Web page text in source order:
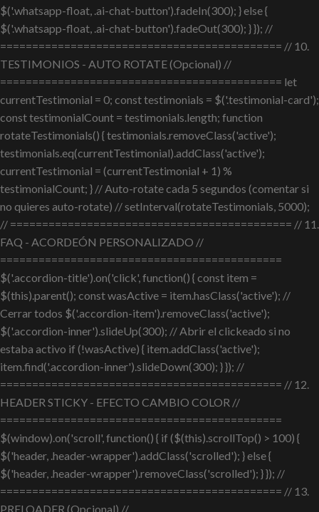
$('.whatsapp-float, .ai-chat-button').fadeIn(300); } else {
$('.whatsapp-float, .ai-chat-button').fadeOut(300); } }); //
============================================ // 10.
TESTIMONIOS - AUTO ROTATE (Opcional) //
============================================ let
currentTestimonial = 0; const testimonials = $('.testimonial-card');
const testimonialCount = testimonials.length; function
rotateTestimonials() { testimonials.removeClass('active');
testimonials.eq(currentTestimonial).addClass('active');
currentTestimonial = (currentTestimonial + 1) %
testimonialCount; } // Auto-rotate cada 5 segundos (comentar si
no quieres auto-rotate) // setInterval(rotateTestimonials, 5000);
// ============================================ // 11.
FAQ - ACORDEÓN PERSONALIZADO //
============================================
$('.accordion-title').on('click', function() { const item =
$(this).parent(); const wasActive = item.hasClass('active'); //
Cerrar todos $('.accordion-item').removeClass('active');
$('.accordion-inner').slideUp(300); // Abrir el clickeado si no
estaba activo if (!wasActive) { item.addClass('active');
item.find('.accordion-inner').slideDown(300); } }); //
============================================ // 12.
HEADER STICKY - EFECTO CAMBIO COLOR //
============================================
$(window).on('scroll', function() { if ($(this).scrollTop() > 100) {
$('header, .header-wrapper').addClass('scrolled'); } else {
$('header, .header-wrapper').removeClass('scrolled'); } }); //
============================================ // 13.
PRELOADER (Opcional) //